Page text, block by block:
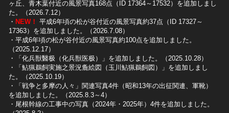
ヶ丘、青木葉付近の風景写真168点（ID 17364～17532）を追加しまし
た。（2026.7.12）
・ NEW！ 平成6年頃の松が谷付近の風景写真約37点（ID 17327～
17363）を追加しました。（2026.7.08）
・平成6年頃の松が谷付近の風景写真約100点を追加しました。
（2025.12.17）
・「化兵獣醫极（化兵獣医极）」を追加しました。（2025.10.28）
・「鮎猟鵜飼実施之景況麁絵図（玉川鮎猟鵜飼図）」を追加しまし
た。（2025.10.19）
​・「戦争と多摩の人々」関連写真4件（昭和13年の出征関連、軍靴）
を追加しました。（2025.8.3～4）
​・尾根幹線の工事中の写真（2024年・2025年）4件を追加しました。